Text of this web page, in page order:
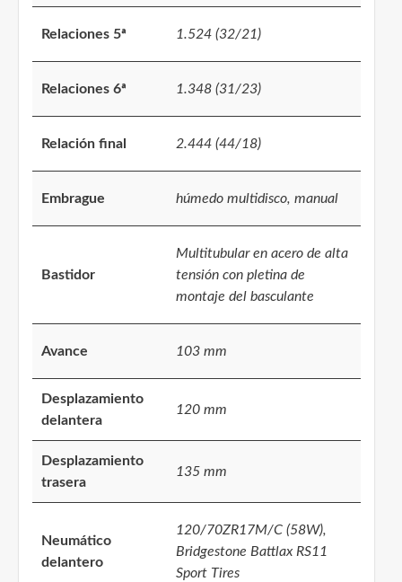
Relaciones 5ª 1.524 (32/21)
Relaciones 6ª 1.348 (31/23)
Relación final 2.444 (44/18)
Embrague húmedo multidisco, manual
Bastidor
Multitubular en acero de alta
tensión con pletina de
montaje del basculante
Avance 103 mm
Desplazamiento
delantera
120 mm
Desplazamiento
trasera
135 mm
Neumático
delantero
120/70ZR17M/C (58W),
Bridgestone Battlax RS11
Sport Tires